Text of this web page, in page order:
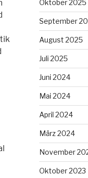
Oktober 2025
September
August 2025
Juli 2025
Juni 2024
Mai 2024
April 2024
März 2024
November
Oktober 2023